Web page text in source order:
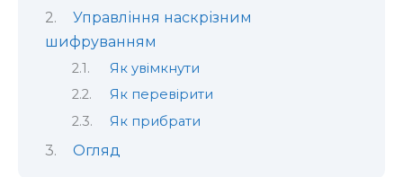
Управління наскрізним
шифруванням
Як увімкнути
Як перевірити
Як прибрати
Огляд